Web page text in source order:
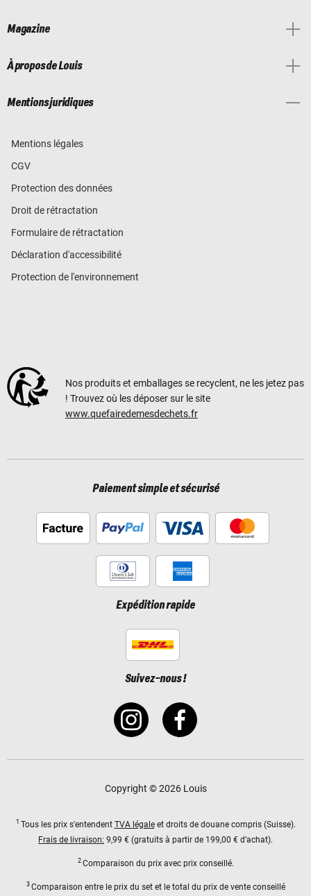
Magazine
À propos de Louis
Mentions juridiques
Mentions légales
CGV
Protection des données
Droit de rétractation
Formulaire de rétractation
Déclaration d'accessibilité
Protection de l'environnement
Nos produits et emballages se recyclent, ne les jetez pas
! Trouvez où les déposer sur le site
www.quefairedemesdechets.fr
Paiement simple et sécurisé
Expédition rapide
Suivez-nous !
Copyright © 2026 Louis
1 Tous les prix s'entendent TVA légaleet droits de douane compris (Suisse).
Frais de livraison: 9,99 € (gratuits à partir de 199,00 € d’achat).
2 Comparaison du prix avec prix conseillé.
3 Comparaison entre le prix du set et le total du prix de vente conseillé